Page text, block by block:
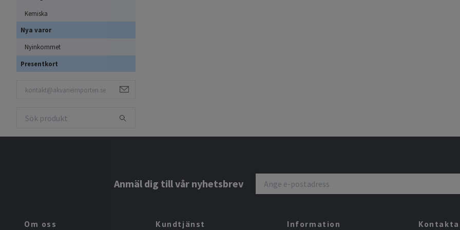
Kemiska
Nya varor
Nyinkommet
Presentkort
Anmäl dig till vår nyhetsbrev
Om oss Kundtjänst Information